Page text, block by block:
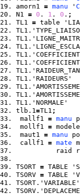
amorn1 = manu '
N1 = 0 . 1 . 0 . ;
TL1 = table
tlb.1=TL1 ;
mallf1 = manu
mollf1 =
maut1 = manu
callf1 = mate
raid
TSORT = TABLE
TSORV = TABLE